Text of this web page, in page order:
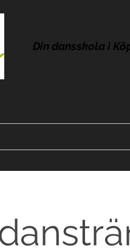
Din dansskola i